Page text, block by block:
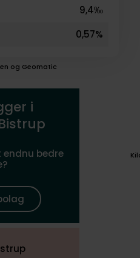
9,4‰
0,57%
og Geomatic
i
bedre